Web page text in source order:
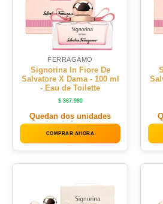
FERRAGAMO
Signorina In Fiore De
Salvatore X Dama - 100 ml
- Eau de Toilette
$367.990
Quedan dos unidades
COMPRAR AHORA